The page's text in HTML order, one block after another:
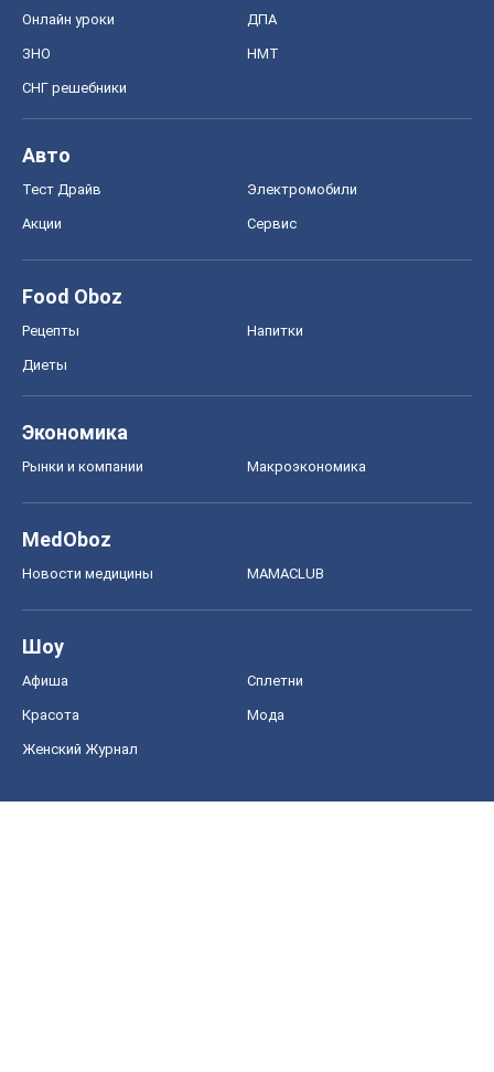
Онлайн уроки ДПА
ЗНО НМТ
СНГ решебники
Авто
Тест Драйв Электромобили
Акции Сервис
Food Oboz
Рецепты Напитки
Диеты
Экономика
Рынки и компании Mакроэкономика
MedOboz
Новости медицины MAMACLUB
Шоу
Афиша Сплетни
Красота Мода
Женский Журнал